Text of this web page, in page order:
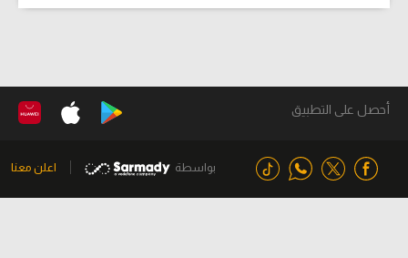
أحصل على التطبيق
بواسطة اعلن معنا